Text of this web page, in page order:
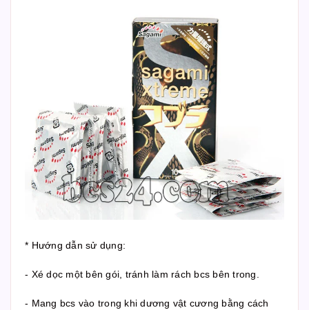
* Hướng dẫn sử dụng:
- Xé dọc một bên gói, tránh làm rách bcs bên trong.
- Mang bcs vào trong khi dương vật cương bằng cách